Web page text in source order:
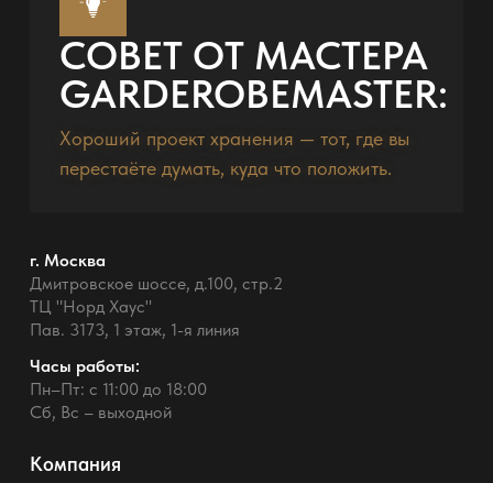
СОВЕТ ОТ МАСТЕРА
GARDEROBEMASTER:
Хороший проект хранения — тот, где вы
перестаёте думать, куда что положить.
г. Москва
Дмитровское шоссе, д.100, стр.2
ТЦ "Норд Хаус"
Пав. 3173, 1 этаж, 1-я линия
Часы работы:
Пн–Пт: с 11:00 до 18:00
Сб, Вс – выходной
Компания